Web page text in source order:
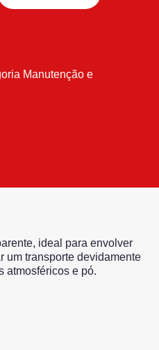
Manutenção e
ideal para envolver
um transporte devidamente
atmosféricos e pó.